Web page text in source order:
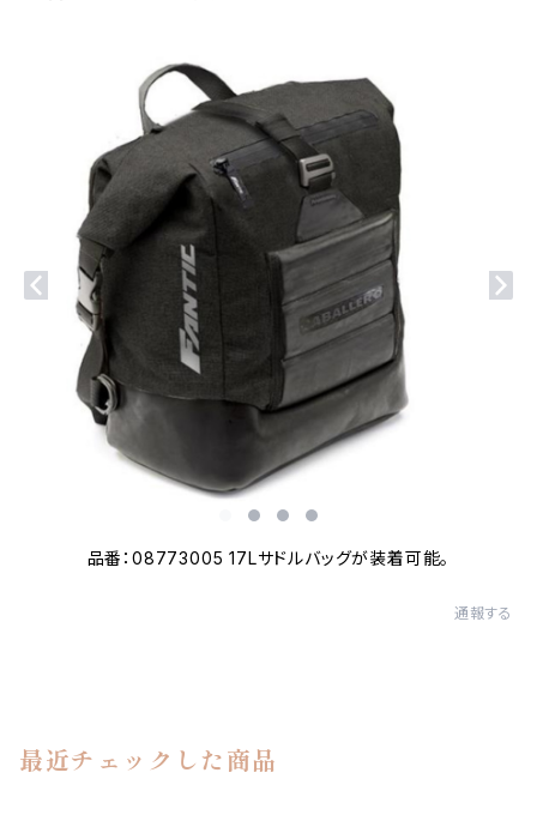
品番：08773005 17Lサドルバッグが装着可能。
通報する
最近チェックした商品